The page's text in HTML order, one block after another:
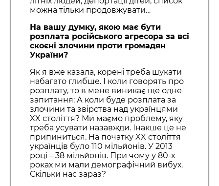
можна тільки продовжувати…
На вашу думку, якою має бути
розплата російського агресора за всі
скоєні злочини проти громадян
України?
Як я вже казала, корені треба шукати
набагато глибше. І коли говорять про
розплату, то в мене виникає ще одне
запитання: А коли буде розплата за
злочини та звірства над українцями
XX століття? Ми маємо проблему, яку
треба усувати назавжди. Інакше це не
припиниться. На початку XX століття
українців було 110 мільйонів. У 2013
році – 38 мільйонів. При чому у 80-х
роках ми мали демографічний вибух.
Скільки нас зараз?